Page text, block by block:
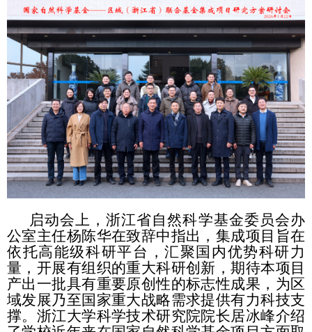
启动会上，浙江省自然科学基金委员会办
公室主任杨陈华在致辞中指出，集成项目旨在
依托高能级科研平台，汇聚国内优势科研力
量，开展有组织的重大科研创新，期待本项目
产出一批具有重要原创性的标志性成果，为区
域发展乃至国家重大战略需求提供有力科技支
撑。浙江大学科学技术研究院院长居冰峰介绍